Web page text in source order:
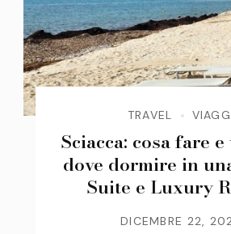
TRAVEL
Sciacca: cosa fare
dove dormire in
Suite e Luxury
DICEMBRE 22,